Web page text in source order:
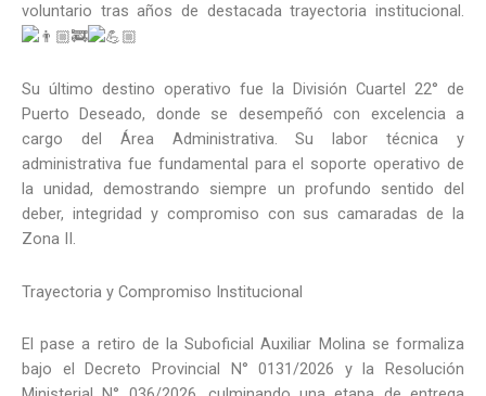
voluntario tras años de destacada trayectoria institucional.
Su último destino operativo fue la División Cuartel 22° de
Puerto Deseado, donde se desempeñó con excelencia a
cargo del Área Administrativa. Su labor técnica y
administrativa fue fundamental para el soporte operativo de
la unidad, demostrando siempre un profundo sentido del
deber, integridad y compromiso con sus camaradas de la
Zona II.
Trayectoria y Compromiso Institucional
El pase a retiro de la Suboficial Auxiliar Molina se formaliza
bajo el Decreto Provincial N° 0131/2026 y la Resolución